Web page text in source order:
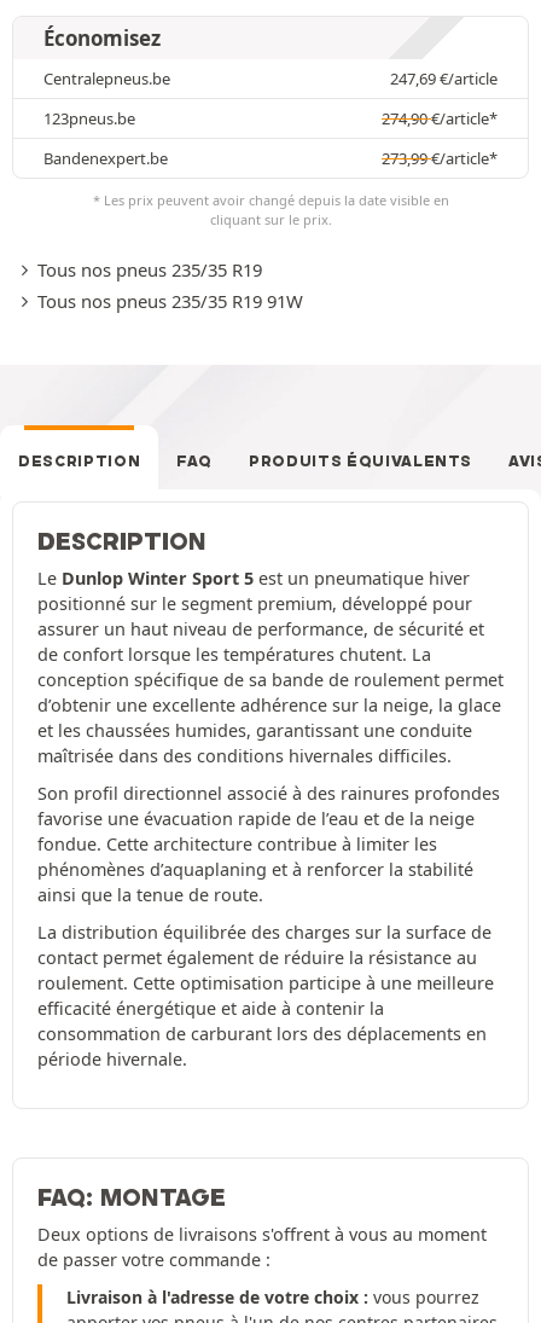
Économisez
Centralepneus.be 247,69€/article
123pneus.be
274,90€/article*
Bandenexpert.be
273,99€/article*
* Les prix peuvent avoir changé depuis la date visible en
cliquant sur le prix.
Tous nos pneus 235/35 R19
Tous nos pneus 235/35 R19 91W
DESCRIPTION FAQ PRODUITS ÉQUIVALENTS
DESCRIPTION
Le Dunlop Winter Sport 5 est un pneumatique hiver
positionné sur le segment premium, développé pour
assurer un haut niveau de performance, de sécurité et
de confort lorsque les températures chutent. La
conception spécifique de sa bande de roulement permet
d’obtenir une excellente adhérence sur la neige, la glace
et les chaussées humides, garantissant une conduite
maîtrisée dans des conditions hivernales difficiles.
Son profil directionnel associé à des rainures profondes
favorise une évacuation rapide de l’eau et de la neige
fondue. Cette architecture contribue à limiter les
phénomènes d’aquaplaning et à renforcer la stabilité
ainsi que la tenue de route.
La distribution équilibrée des charges sur la surface de
contact permet également de réduire la résistance au
roulement. Cette optimisation participe à une meilleure
efficacité énergétique et aide à contenir la
consommation de carburant lors des déplacements en
période hivernale.
FAQ: MONTAGE
Deux options de livraisons s'offrent à vous au moment
de passer votre commande :
Livraison à l'adresse de votre choix : vous pourrez